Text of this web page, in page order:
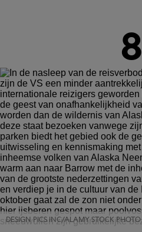
8
DESIGN PICS INC/ALAMY STOCK PHOTO